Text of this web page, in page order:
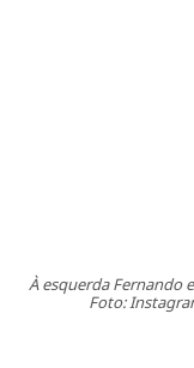
À esquerda Fernando
Foto: